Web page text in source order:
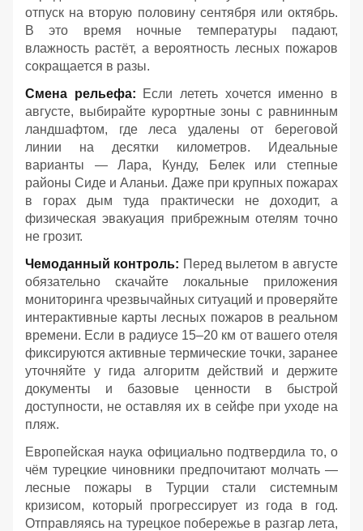
отпуск на вторую половину сентября или октябрь.
В это время ночные температуры падают,
влажность растёт, а вероятность лесных пожаров
сокращается в разы.
Смена рельефа: Если лететь хочется именно в
августе, выбирайте курортные зоны с равнинным
ландшафтом, где леса удалены от береговой
линии на десятки километров. Идеальные
варианты — Лара, Кунду, Белек или степные
районы Сиде и Аланьи. Даже при крупных пожарах
в горах дым туда практически не доходит, а
физическая эвакуация прибрежным отелям точно
не грозит.
Чемоданный контроль: Перед вылетом в августе
обязательно скачайте локальные приложения
мониторинга чрезвычайных ситуаций и проверяйте
интерактивные карты лесных пожаров в реальном
времени. Если в радиусе 15–20 км от вашего отеля
фиксируются активные термические точки, заранее
уточняйте у гида алгоритм действий и держите
документы и базовые ценности в быстрой
доступности, не оставляя их в сейфе при уходе на
пляж.
Европейская наука официально подтвердила то, о
чём турецкие чиновники предпочитают молчать —
лесные пожары в Турции стали системным
кризисом, который прогрессирует из года в год.
Отправляясь на турецкое побережье в разгар лета,